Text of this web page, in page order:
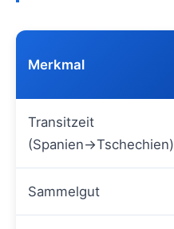
Merkmal
Transitzeit
(Spanien→Tschechien)
Sammelgut